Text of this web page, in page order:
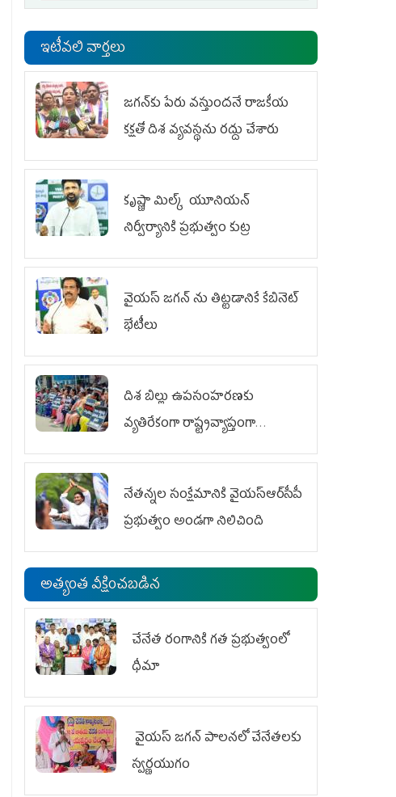
ఇటీవలి వార్తలు
జగన్‌కు పేరు వస్తుందనే రాజకీయ
కక్షతో దిశ వ్య‌వ‌స్థ‌ను రద్దు చేశారు
కృష్ణా మిల్క్‌ యూనియన్‌
నిర్వీర్యానికి ప్రభుత్వం కుట్ర
వైయ‌స్ జగన్‌ ను తిట్టడానికే కేబినెట్‌
భేటీలు
దిశ బిల్లు ఉపసంహరణకు
వ్యతిరేకంగా రాష్ట్రవ్యాప్తంగా
వైయ‌స్ఆర్‌సీపీ మహిళా విభాగం
నేతన్నల సంక్షేమానికి వైయ‌స్ఆర్‌సీపీ
ప్రభుత్వం అండగా నిలిచింది
అత్యంత వీక్షించబడిన
చేనేత రంగానికి గత ప్రభుత్వంలో
ధీమా
వైయ‌స్ జగన్ పాలనలో చేనేతలకు
స్వర్ణయుగం